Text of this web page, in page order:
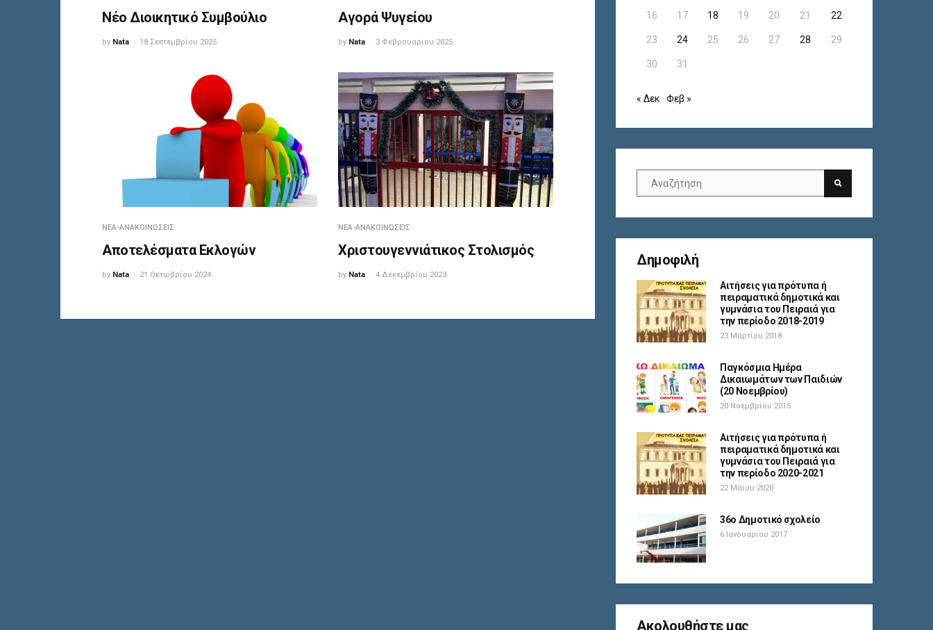
Νέο Διοικητικό Συμβούλιο
by Nata 18 Σεπτεμβρίου 2025
Αγορά Ψυγείου
by Nata 3 Φεβρουαρίου 2025
ΝΈΑ-ΑΝΑΚΟΙΝΏΣΕΙΣ
Αποτελέσματα Εκλογών
by Nata 21 Οκτωβρίου 2024
ΝΈΑ-ΑΝΑΚΟΙΝΏΣΕΙΣ
Χριστουγεννιάτικος Στολισμός
by Nata 4 Δεκεμβρίου 2023
16 17 18 19 20 21 22
23 24 25 26 27 28 29
30 31
« Δεκ Φεβ »
Δημοφιλή
Αιτήσεις για πρότυπα ή
πειραματικά δημοτικά και
γυμνάσια του Πειραιά για
την περίοδο 2018-2019
23 Μαρτίου 2018
Παγκόσμια Ημέρα
Δικαιωμάτων των Παιδιών
(20 Νοεμβρίου)
20 Νοεμβρίου 2015
Αιτήσεις για πρότυπα ή
πειραματικά δημοτικά και
γυμνάσια του Πειραιά για
την περίοδο 2020-2021
22 Μαΐου 2020
36ο Δημοτικό σχολείο
6 Ιανουαρίου 2017
Ακολουθήστε μας